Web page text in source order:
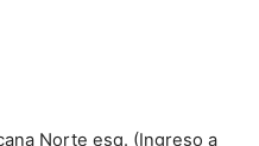
Norte esq. (Ingreso a